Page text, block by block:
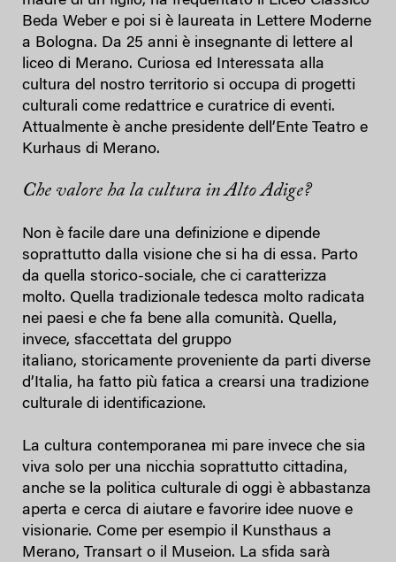
Beda Weber e poi si è laureata in Lettere Moderne
a Bologna. Da 25 anni è insegnante di lettere al
liceo di Merano. Curiosa ed Interessata alla
cultura del nostro territorio si occupa di progetti
culturali come redattrice e curatrice di eventi.
Attualmente è anche presidente dell’Ente Teatro e
Kurhaus di Merano.
Che valore ha la cultura in Alto Adige?
Non è facile dare una definizione e dipende
soprattutto dalla visione che si ha di essa. Parto
da quella storico-sociale, che ci caratterizza
molto. Quella tradizionale tedesca molto radicata
nei paesi e che fa bene alla comunità. Quella,
invece, sfaccettata del gruppo
italiano, storicamente proveniente da parti diverse
d’Italia, ha fatto più fatica a crearsi una tradizione
culturale di identificazione.
La cultura contemporanea mi pare invece che sia
viva solo per una nicchia soprattutto cittadina,
anche se la politica culturale di oggi è abbastanza
aperta e cerca di aiutare e favorire idee nuove e
visionarie. Come per esempio il Kunsthaus a
Merano, Transart o il Museion. La sfida sarà